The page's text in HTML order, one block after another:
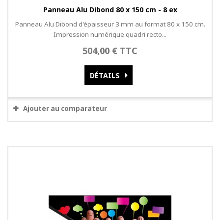
Panneau Alu Dibond 80 x 150 cm - 8 ex
Panneau Alu Dibond d'épaisseur 3 mm au format 80 x 150 cm.
Impression numérique quadri recto...
504,00 € TTC
DÉTAILS
Ajouter au comparateur